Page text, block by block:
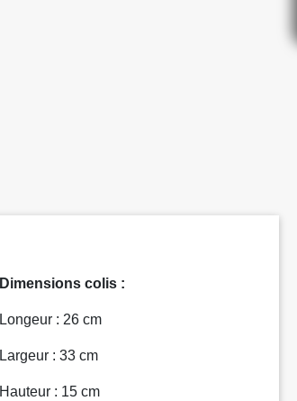
Dimensions colis :
Longeur : 26 cm
Largeur : 33 cm
Hauteur : 15 cm